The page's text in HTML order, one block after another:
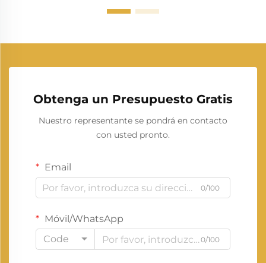
Obtenga un Presupuesto Gratis
Nuestro representante se pondrá en contacto
con usted pronto.
Email
0/100
Móvil/WhatsApp
Code
0/100